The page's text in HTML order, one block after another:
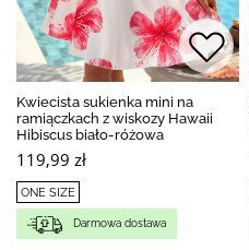
Kwiecista sukienka mini na
ramiączkach z wiskozy Hawaii
Hibiscus biało-różowa
119,99 zł
ONE SIZE
Darmowa dostawa